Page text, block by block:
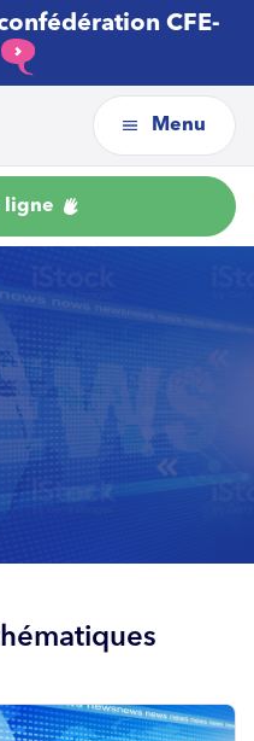
CFE-
Menu
ligne